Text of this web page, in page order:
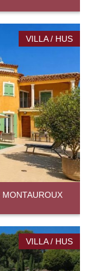
VILLA / HUS
VILLA / HUS